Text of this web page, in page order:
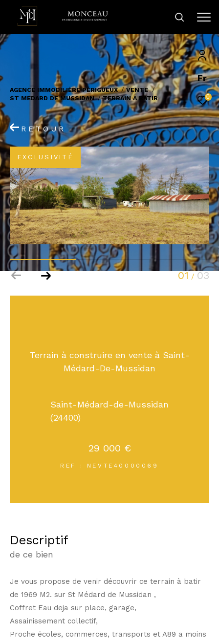
Fr
0
AGENCE IMMOBILIÈRE PÉRIGUEUX
VENTE
ST MEDARD DE MUSSIDAN
TERRAIN A BATIR
RETOUR
01 / 03
EXCLUSIVITÉ
Terrain à construire en vente à Saint-
Médard-De-Mussidan
Saint-Médard-de-Mussidan
(24400)
29 000 €
REF : NEVTE40000069
descriptif
de ce bien
Je vous propose de venir découvrir ce terrain à batir
de 1969 M2. sur St Médard de Mussidan ,
Coffret Eau deja sur place, garage,
Assainissement collectif,
Proche écoles, commerces, transports et A89 a moins